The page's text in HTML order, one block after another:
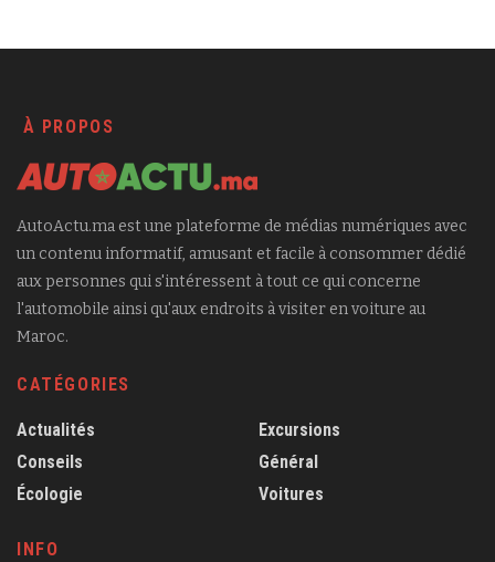
À PROPOS
AutoActu.ma est une plateforme de médias numériques avec
un contenu informatif, amusant et facile à consommer dédié
aux personnes qui s'intéressent à tout ce qui concerne
l'automobile ainsi qu'aux endroits à visiter en voiture au
Maroc.
CATÉGORIES
Actualités
Conseils
Écologie
Excursions
Général
Voitures
INFO